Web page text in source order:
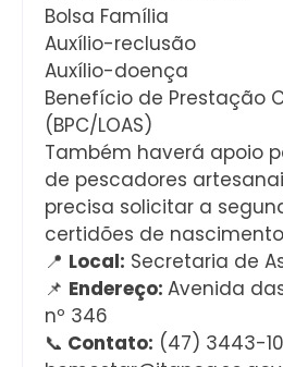
Bolsa Família
Auxílio-reclusão
Auxílio-doença
Benefício de Prestação
(BPC/LOAS)
Também haverá apoio
de pescadores
precisa solicitar a
certidões de
📍 Local: Secretaria de
📌 Endereço: Avenida
nº 346
📞 Contato: (47) 3443-